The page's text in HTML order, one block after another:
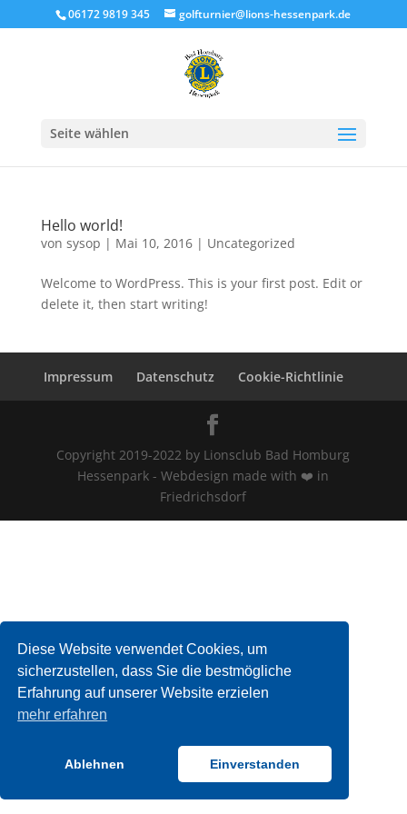
06172 9819 345 golfturnier@lions-hessenpark.de
Seite wählen
Hello world!
von sysop | Mai 10, 2016| Uncategorized
Welcome to WordPress. This is your first post. Edit or
delete it, then start writing!
Impressum Datenschutz Cookie-Richtlinie
Copyright 2019-2022 by Lionsclub Bad Homburg
Hessenpark - Webdesign made with ❤️ in
Friedrichsdorf
Diese Website verwendet Cookies, um
sicherzustellen, dass Sie die bestmögliche
Erfahrung auf unserer Website erzielen
mehr erfahren
Ablehnen Einverstanden